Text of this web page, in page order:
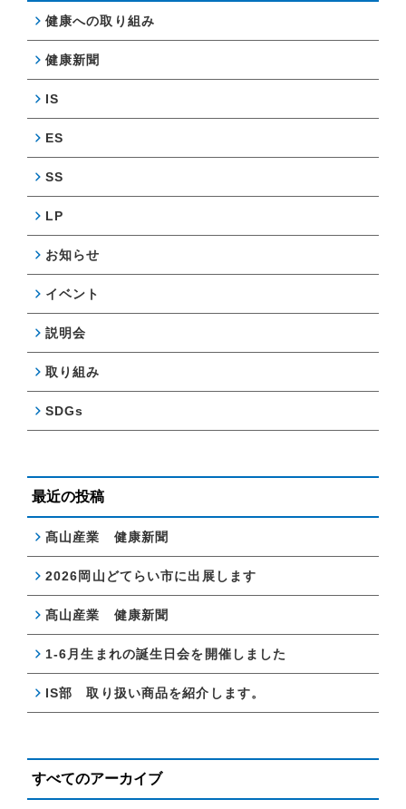
健康への取り組み
健康新聞
IS
ES
SS
LP
お知らせ
イベント
説明会
取り組み
SDGs
最近の投稿
髙山産業 健康新聞
2026岡山どてらい市に出展します
髙山産業 健康新聞
1-6月生まれの誕生日会を開催しました
IS部 取り扱い商品を紹介します。
すべてのアーカイブ